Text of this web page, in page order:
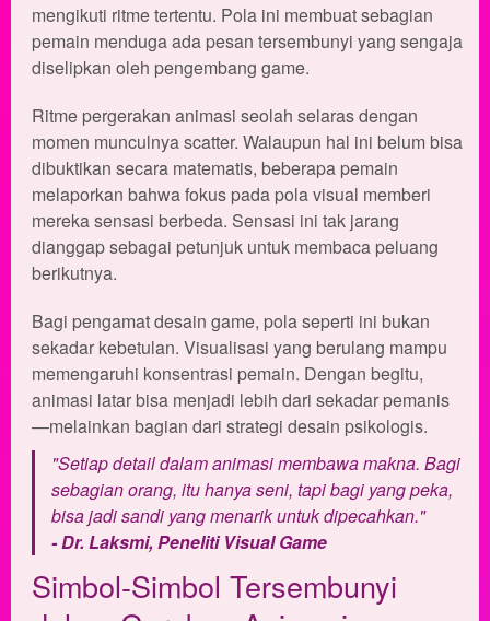
mengikuti ritme tertentu. Pola ini membuat sebagian
pemain menduga ada pesan tersembunyi yang sengaja
diselipkan oleh pengembang game.
Ritme pergerakan animasi seolah selaras dengan
momen munculnya scatter. Walaupun hal ini belum bisa
dibuktikan secara matematis, beberapa pemain
melaporkan bahwa fokus pada pola visual memberi
mereka sensasi berbeda. Sensasi ini tak jarang
dianggap sebagai petunjuk untuk membaca peluang
berikutnya.
Bagi pengamat desain game, pola seperti ini bukan
sekadar kebetulan. Visualisasi yang berulang mampu
memengaruhi konsentrasi pemain. Dengan begitu,
animasi latar bisa menjadi lebih dari sekadar pemanis
—melainkan bagian dari strategi desain psikologis.
"Setiap detail dalam animasi membawa makna. Bagi
sebagian orang, itu hanya seni, tapi bagi yang peka,
bisa jadi sandi yang menarik untuk dipecahkan."
- Dr. Laksmi, Peneliti Visual Game
Simbol-Simbol Tersembunyi